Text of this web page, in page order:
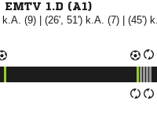
1.D (A1)
(9) | (26', 51') k.A. (7) | (45')